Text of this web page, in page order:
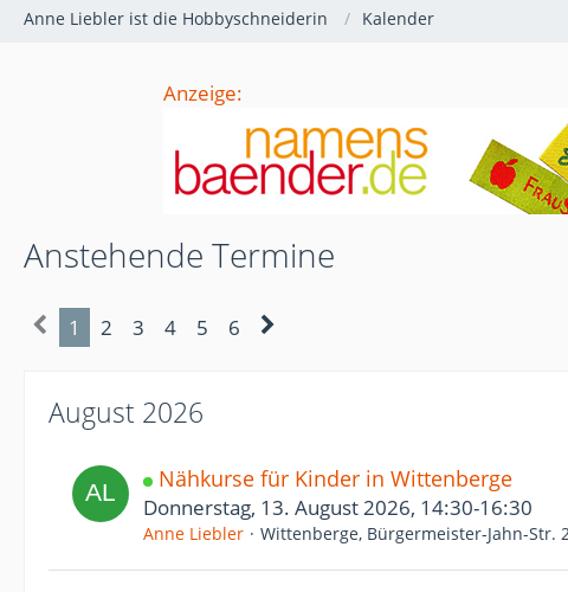
Anne Liebler ist die Hobbyschneiderin Kalender
Anzeige:
Anstehende Termine
1 2 3 4 5 6
August 2026
Nähkurse für Kinder in Wittenberge
Donnerstag, 13. August 2026, 14:30-16:30
Anne Liebler Wittenberge, Bürgermeister-Jahn-Str.